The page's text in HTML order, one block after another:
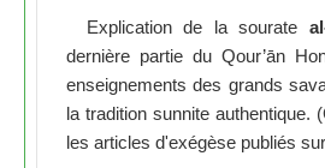
Explication de la sourate
dernière partie du Qour’ān
enseignements des grands
la tradition sunnite authentique.
les articles d'exégèse publiés sur